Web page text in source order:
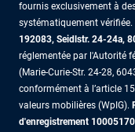
fournis exclusivement à
systématiquement vérifiée.
192083, Seidlstr. 24-24a,
réglementée par l'Autorité
(Marie-Curie-Str. 24-28,
conformément à l’article
valeurs mobilières (WpIG).
d'enregistrement